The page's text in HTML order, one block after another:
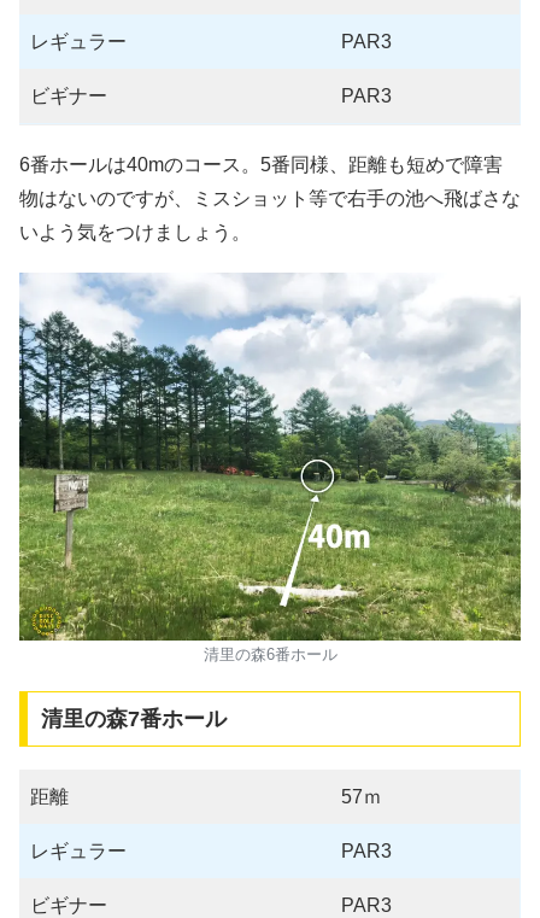
レギュラー PAR3
ビギナー PAR3
6番ホールは40mのコース。5番同様、距離も短めで障害
物はないのですが、ミスショット等で右手の池へ飛ばさな
いよう気をつけましょう。
清里の森6番ホール
清里の森7番ホール
距離 57ｍ
レギュラー PAR3
ビギナー PAR3